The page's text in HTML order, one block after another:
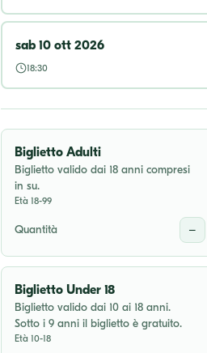
sab 10 ott 2026
18:30
Biglietto Adulti
Biglietto valido dai 18 anni compresi
in su.
Età 18-99
Quantità −
Biglietto Under 18
Biglietto valido dai 10 ai 18 anni.
Sotto i 9 anni il biglietto è gratuito.
Età 10-18